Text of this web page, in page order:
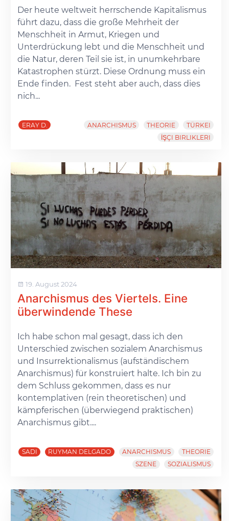
Der heute weltweit herrschende Kapitalismus
führt dazu, dass die große Mehrheit der
Menschheit in Armut, Kriegen und
Unterdrückung lebt und die Menschheit und
die Natur, deren Teil sie ist, in unumkehrbare
Katastrophen stürzt. Diese Ordnung muss ein
Ende finden. Fest steht aber auch, dass dies
nich...
ERAY D. ANARCHISMUS THEORIE
TÜRKEI
İŞÇI BIRLIKLERI
19. August 2024
Anarchismus des Viertels. Eine
überwindende These
Ich habe schon mal gesagt, dass ich den
Unterschied zwischen sozialem Anarchismus
und Insurrektionalismus (aufständischem
Anarchismus) für konstruiert halte. Ich bin zu
dem Schluss gekommen, dass es nur
kontemplativen (rein theoretischen) und
kämpferischen (überwiegend praktischen)
Anarchismus gibt....
SADI RUYMAN DELGADO ANARCHISMUS
THEORIE
SZENE
SOZIALISMUS